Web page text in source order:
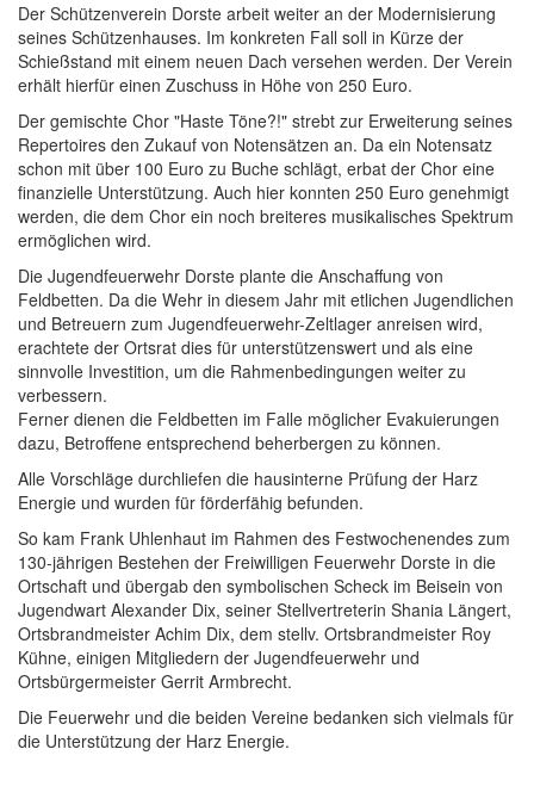
Der Schützenverein Dorste arbeit weiter an der Modernisierung
seines Schützenhauses. Im konkreten Fall soll in Kürze der
Schießstand mit einem neuen Dach versehen werden. Der Verein
erhält hierfür einen Zuschuss in Höhe von 250 Euro.
Der gemischte Chor "Haste Töne?!" strebt zur Erweiterung seines
Repertoires den Zukauf von Notensätzen an. Da ein Notensatz
schon mit über 100 Euro zu Buche schlägt, erbat der Chor eine
finanzielle Unterstützung. Auch hier konnten 250 Euro genehmigt
werden, die dem Chor ein noch breiteres musikalisches Spektrum
ermöglichen wird.
Die Jugendfeuerwehr Dorste plante die Anschaffung von
Feldbetten. Da die Wehr in diesem Jahr mit etlichen Jugendlichen
und Betreuern zum Jugendfeuerwehr-Zeltlager anreisen wird,
erachtete der Ortsrat dies für unterstützenswert und als eine
sinnvolle Investition, um die Rahmenbedingungen weiter zu
verbessern.
Ferner dienen die Feldbetten im Falle möglicher Evakuierungen
dazu, Betroffene entsprechend beherbergen zu können.
Alle Vorschläge durchliefen die hausinterne Prüfung der Harz
Energie und wurden für förderfähig befunden.
So kam Frank Uhlenhaut im Rahmen des Festwochenendes zum
130-jährigen Bestehen der Freiwilligen Feuerwehr Dorste in die
Ortschaft und übergab den symbolischen Scheck im Beisein von
Jugendwart Alexander Dix, seiner Stellvertreterin Shania Längert,
Ortsbrandmeister Achim Dix, dem stellv. Ortsbrandmeister Roy
Kühne, einigen Mitgliedern der Jugendfeuerwehr und
Ortsbürgermeister Gerrit Armbrecht.
Die Feuerwehr und die beiden Vereine bedanken sich vielmals für
die Unterstützung der Harz Energie.